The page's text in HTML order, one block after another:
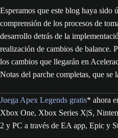
Esperamos que este blog haya sido
comprensión de los procesos de
desarrollo detrás de la
realización de cambios de balance.
los cambios que llegarán en
Notas del parche completas, que se
Juega Apex Legends gratis* ahora
Xbox One, Xbox Series X|S,
2 y PC a través de EA app, Epic y